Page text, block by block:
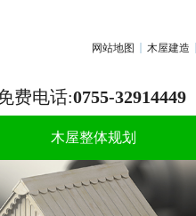
木屋建造
网站地图
费电话:0755-32914449
木屋整体规划